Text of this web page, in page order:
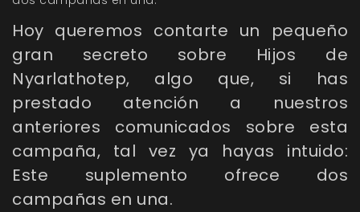
Hoy queremos contarte un pequeño
gran secreto sobre Hijos de
Nyarlathotep, algo que, si has
prestado atención a nuestros
anteriores comunicados sobre esta
campaña, tal vez ya hayas intuido:
Este suplemento ofrece dos
campañas en una.